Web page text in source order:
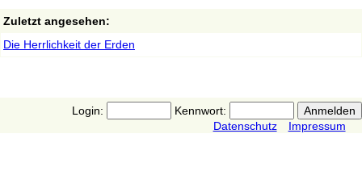
Zuletzt angesehen:
Die Herrlichkeit der Erden
Login:
Kennwort:
Datenschutz
Impressum